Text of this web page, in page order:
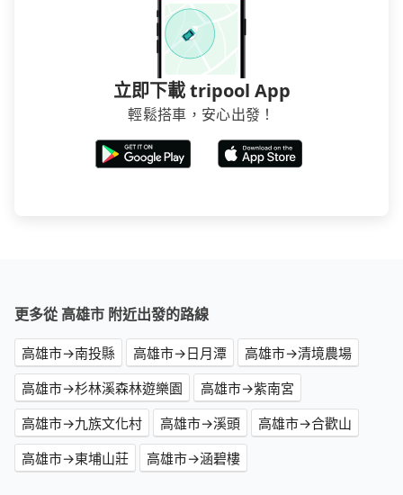
立即下載 tripool App
輕鬆搭車，安心出發！
更多從 高雄市 附近出發的路線
高雄市→南投縣 高雄市→日月潭
高雄市→清境農場
高雄市→杉林溪森林遊樂園
高雄市→紫南宮
高雄市→九族文化村
高雄市→溪頭
高雄市→合歡山
高雄市→東埔山莊
高雄市→涵碧樓